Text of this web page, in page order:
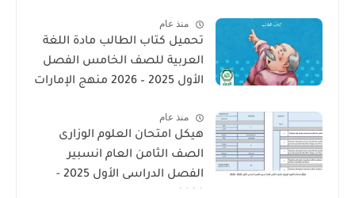
منذ عام
تحميل كتاب الطالب مادة اللغة
العربية للصف الخامس الفصل
الأول 2025 – 2026 منهج الإمارات
منذ عام
هيكل امتحان العلوم الوزارى
الصف الثامن العام انسبير
الفصل الدراسى الأول 2025 -